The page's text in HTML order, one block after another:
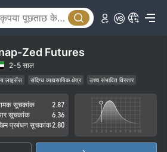
Zed Futures
2-5 साल
लाइसेंस संदिग्ध व्यावसायिक क्षेत्र उच्च संभावित विस्तार
सूचकांक
2.87
सूचकांक
6.36
प्रबंधन सूचकांक2.80